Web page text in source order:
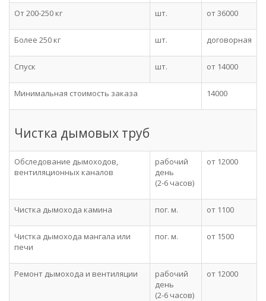
От 200-250 кг шт. от 36000
Более 250 кг шт. договорная
Спуск шт. от 14000
Минимальная стоимость заказа 14000
Чистка дымовых труб
Обследование дымоходов,
вентиляционных каналов
рабочий
день
(2-6 часов)
от 12000
Чистка дымохода камина пог. м. от 1100
Чистка дымохода мангала или
печи
пог. м. от 1500
Ремонт дымохода и вентиляции
рабочий
день
(2-6 часов)
от 12000